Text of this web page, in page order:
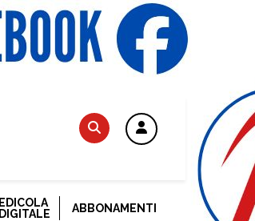
EDICOLA
DIGITALE
ABBONAMENTI